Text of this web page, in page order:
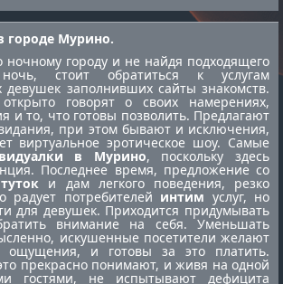
городе Мурино.
ночному городу и не найдя подходящего
стоит обратиться к услугам
заполнивших сайты знакомств.
открыто говорят о своих намерениях,
и то, что готовы позволить. Предлагают
при этом бывают и исключения,
виртуальное эротическое шоу. Самые
в Мурино, поскольку здесь
Последнее время, предложение со
и дам легкого поведения, резко
радует потребителей интим услуг, но
для девушек. Приходится придумывать
внимание на себя. Уменьшать
искушенные посетители желают
ощущения, и готовы за это платить.
прекрасно понимают, и живя на одной
гостями, не испытывают дефицита